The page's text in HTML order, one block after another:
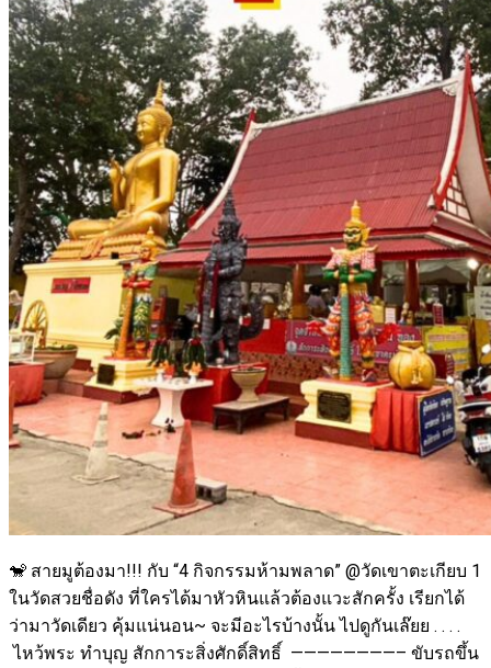
🐒 สายมูต้องมา!!! กับ “4 กิจกรรมห้ามพลาด” @วัดเขาตะเกียบ 1
ในวัดสวยชื่อดัง ที่ใครได้มาหัวหินแล้วต้องแวะสักครั้ง เรียกได้
ว่ามาวัดเดียว คุ้มแน่นอน~ จะมีอะไรบ้างนั้น ไปดูกันเล๊ยย . . . .
ไหว้พระ ทำบุญ สักการะสิ่งศักดิ์สิทธิ์ ————————– ขับรถขึ้น